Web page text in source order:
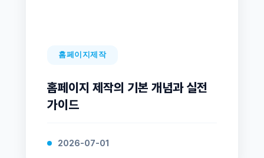
홈페이지제작
홈페이지 제작의 기본 개념과 실전
가이드
2026-07-01